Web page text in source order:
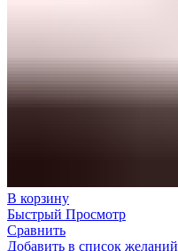
В корзину
Быстрый Просмотр
Сравнить
Добавить в список желаний